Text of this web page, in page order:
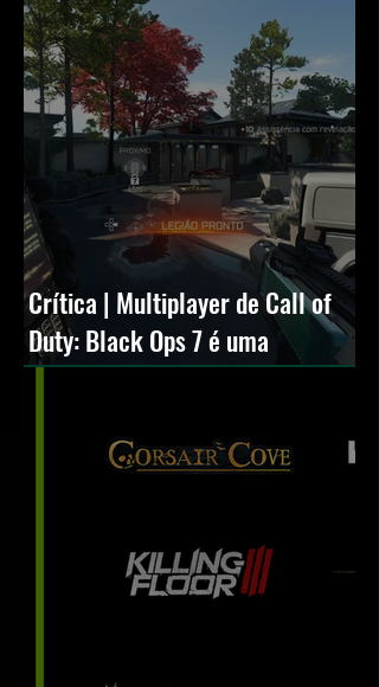
Crítica | Multiplayer de Call of
Duty: Black Ops 7 é uma
experiência positiva, divertida e